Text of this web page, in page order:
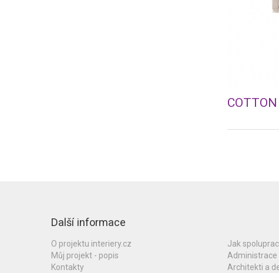
Další informace
O projektu interiery.cz
Můj projekt - popis
Kontakty
Jak
Administrace
Architekti a